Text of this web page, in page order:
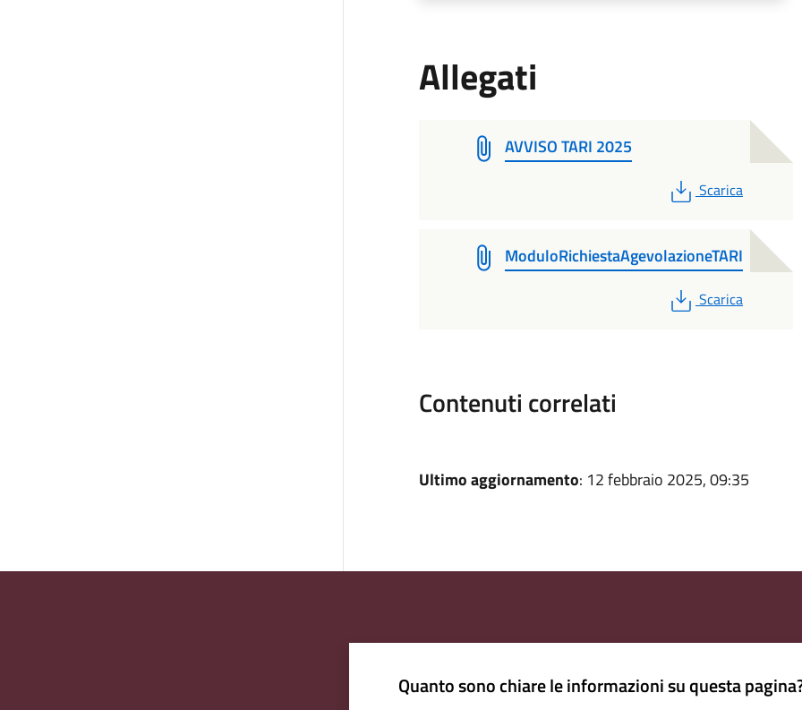
Allegati
AVVISO TARI 2025
PDF
Scarica
ModuloRichiestaAgevolazioneTARI
PDF
Scarica
Contenuti correlati
Ultimo aggiornamento: 12 febbraio 2025, 09:35
Quanto sono chiare le informazioni su questa